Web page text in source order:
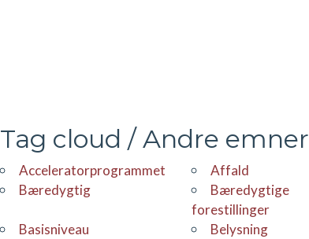
Tag cloud / Andre emner
Acceleratorprogrammet Affald
Bæredygtig
Bæredygtige
forestillinger
basisniveau Belysning